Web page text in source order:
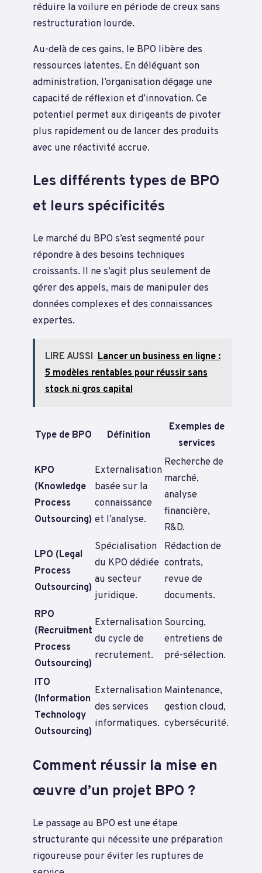
réduire la voilure en période de creux sans
restructuration lourde.
Au-delà de ces gains, le BPO libère des
ressources latentes. En déléguant son
administration, l’organisation dégage une
capacité de réflexion et d’innovation. Ce
potentiel permet aux dirigeants de pivoter
plus rapidement ou de lancer des produits
avec une réactivité accrue.
Les différents types de BPO
et leurs spécificités
Le marché du BPO s’est segmenté pour
répondre à des besoins techniques
croissants. Il ne s’agit plus seulement de
gérer des appels, mais de manipuler des
données complexes et des connaissances
expertes.
LIRE AUSSI Lancer un business en ligne :
5 modèles rentables pour réussir sans
stock ni gros capital
Type de BPO Définition
Exemples de
services
KPO
(Knowledge
Process
Outsourcing)
Externalisation
basée sur la
connaissance
et l’analyse.
Recherche de
marché,
analyse
financière,
R&D.
LPO (Legal
Process
Outsourcing)
Spécialisation
du KPO dédiée
au secteur
juridique.
Rédaction de
contrats,
revue de
documents.
RPO
(Recruitment
Process
Outsourcing)
Externalisation
du cycle de
recrutement.
Sourcing,
entretiens de
pré-sélection.
ITO
(Information
Technology
Outsourcing)
Externalisation
des services
informatiques.
Maintenance,
gestion cloud,
cybersécurité.
Comment réussir la mise en
œuvre d’un projet BPO ?
Le passage au BPO est une étape
structurante qui nécessite une préparation
rigoureuse pour éviter les ruptures de